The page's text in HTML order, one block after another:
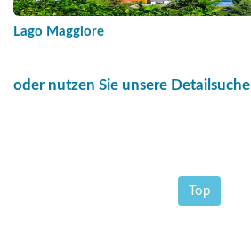
Lago Maggiore
oder nutzen Sie unsere Detailsuche
Top